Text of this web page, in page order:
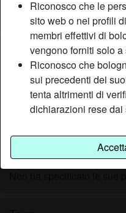
Riconosco che le
sito web o nei profili
membri effettivi di
vengono forniti solo
Riconosco che
sui precedenti dei
tenta altrimenti di
dichiarazioni rese dai
Fumatrice:
Descrizione
Mi sono fidanzata in
estremamente veloci.
soprattutto alla grande
sesso, e di alcuni ne sono
Sta cercando